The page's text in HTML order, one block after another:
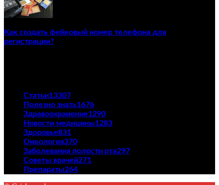
Как создать фейковый номер телефона для
регистрации?
Статьи13307
Полезно знать1676
Здравоохранение1290
Новости медицины1283
Здоровье831
Онкология370
Заболевания полости рта297
Советы врачей271
Препараты264